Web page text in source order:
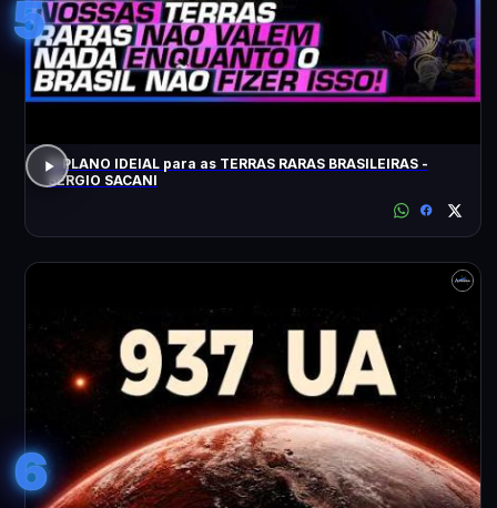
5
O PLANO IDEIAL para as TERRAS RARAS BRASILEIRAS -
SÉRGIO SACANI
6